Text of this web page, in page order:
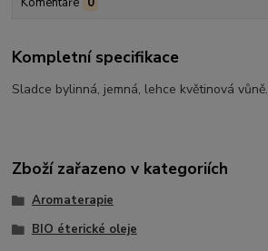
Kompletní specifikace
Sladce bylinná, jemná, lehce květinová vůně.
Zboží zařazeno v kategoriích
Aromaterapie
BIO éterické oleje